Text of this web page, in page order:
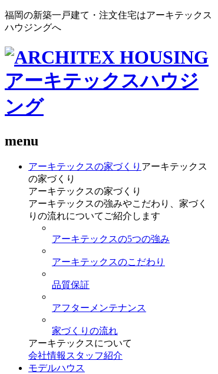
福岡の新築一戸建て・注文住宅はアーキテックス
ハウジングへ
menu
アーキテックスの家づくり アーキテックス
の家づくり
アーキテックスの家づくり
アーキテックスの強みやこだわり、家づく
りの流れについてご紹介します
アーキテックスの5つの強み
アーキテックスのこだわり
品質保証
アフターメンテナンス
家づくりの流れ
アーキテックスについて
会社情報 スタッフ紹介
モデルハウス